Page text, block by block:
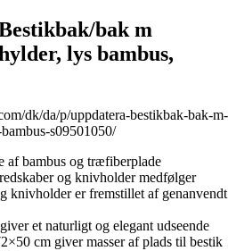
bak m
lys bambus,
dk/da/p/uppdatera-bestikbak-bak-m-
s09501050/
af bambus og træfiberplade
og knivholder medfølger
knivholder er fremstillet af genanvendt
et naturligt og elegant udseende
cm giver masser af plads til bestik